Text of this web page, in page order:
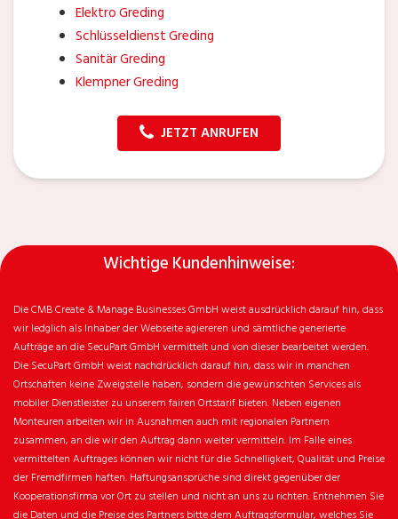
Elektro Greding
Schlüsseldienst Greding
Sanitär Greding
Klempner Greding
JETZT ANRUFEN
Wichtige Kundenhinweise:
Die CMB Create & Manage Businesses GmbH weist ausdrücklich darauf hin, dass
wir ledglich als Inhaber der Webseite agiereren und sämtliche generierte
Aufträge an die SecuPart GmbH vermittelt und von dieser bearbeitet werden.
Die SecuPart GmbH weist nachdrücklich darauf hin, dass wir in manchen
Ortschaften keine Zweigstelle haben, sondern die gewünschten Services als
mobiler Dienstleister zu unserem fairen Ortstarif bieten. Neben eigenen
Monteuren arbeiten wir in Ausnahmen auch mit regionalen Partnern
zusammen, an die wir den Auftrag dann weiter vermitteln. Im Falle eines
vermittelten Auftrages können wir nicht für die Schnelligkeit, Qualität und Preise
der Fremdfirmen haften. Haftungsansprüche sind direkt gegenüber der
Kooperationsfirma vor Ort zu stellen und nicht an uns zu richten. Entnehmen Sie
die Daten und die Preise des Partners bitte dem Auftragsformular, welches Sie